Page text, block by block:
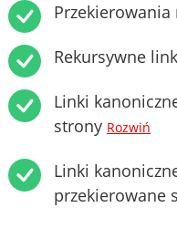
Rekursywne
Linki
strony Rozwiń
Linki
przekierowane